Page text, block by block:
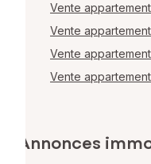
Vente
Vente
Vente
Vente
Annonces